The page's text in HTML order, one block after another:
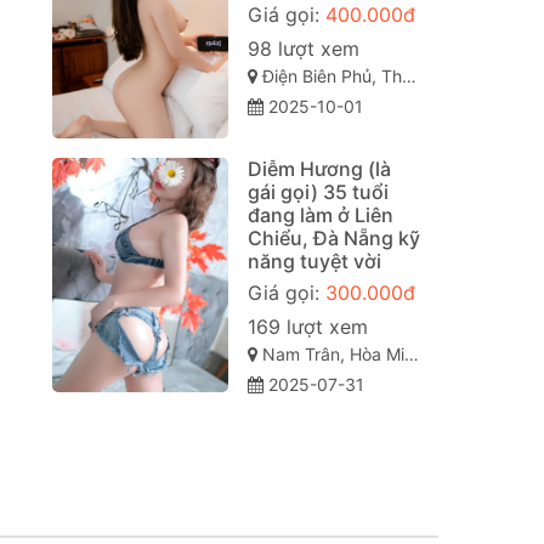
Giá gọi: 400.000đ
98 lượt xem
Điện Biên Phủ, Thanh Khê, Đà Nẵng
2025-10-01
Diễm Hương (là
gái gọi) 35 tuổi
đang làm ở Liên
Chiểu, Đà Nẵng kỹ
năng tuyệt vời
Giá gọi: 300.000đ
169 lượt xem
Nam Trân, Hòa Minh, Liên Chiểu, Đà Nẵng
2025-07-31